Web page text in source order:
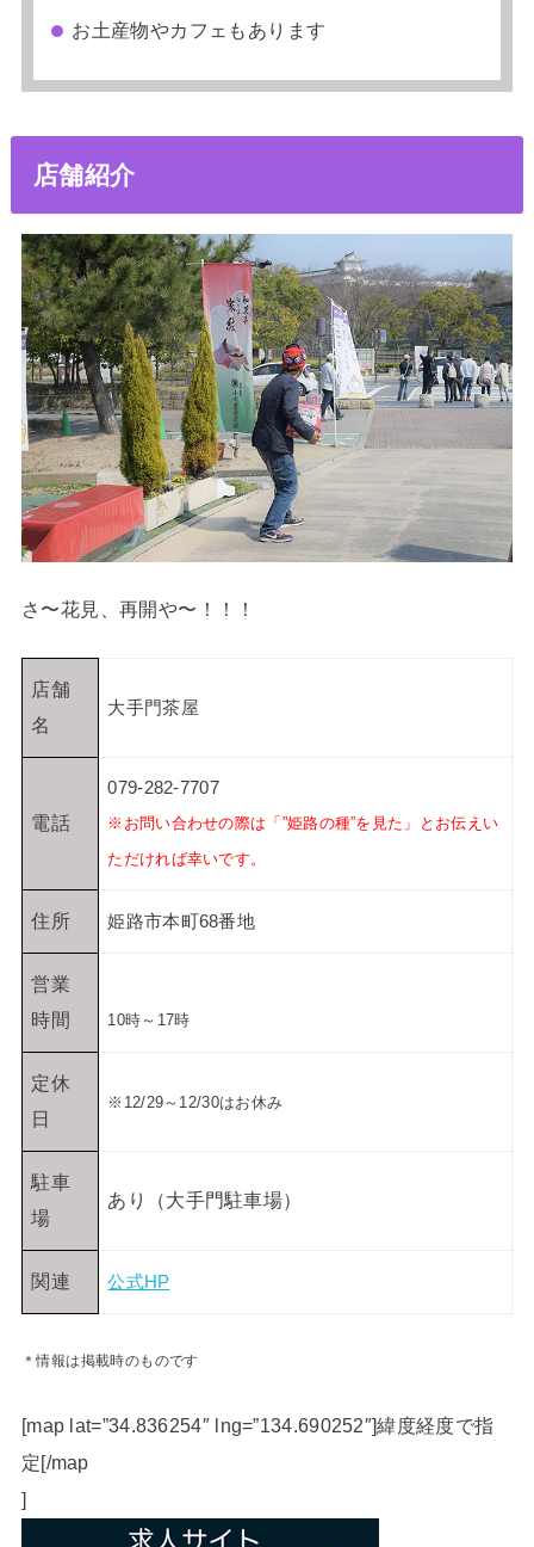
お土産物やカフェもあります
店舗紹介
さ〜花見、再開や〜！！！
店舗
名
大手門茶屋
電話
079-282-7707
※お問い合わせの際は「”姫路の種”を見た」とお伝えい
ただければ幸いです。
住所 姫路市本町68番地
営業
時間
10時～17時
定休
日
※12/29～12/30はお休み
駐車
場
あり（大手門駐車場）
関連 公式HP
＊情報は掲載時のものです
[map lat=”34.836254″ lng=”134.690252″]緯度経度で指
定[/map
]